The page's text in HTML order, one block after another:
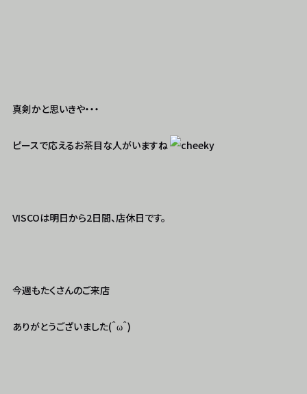
真剣かと思いきや・・・
ピースで応えるお茶目な人がいますね
VISCOは明日から2日間、店休日です。
今週もたくさんのご来店
ありがとうございました(＾ω＾)